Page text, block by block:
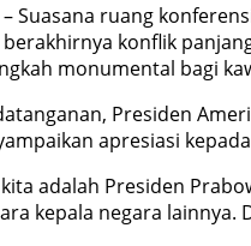
– Suasana ruang
konflik
monumental bagi
Presiden
apresiasi
adalah Presiden
kepala negara